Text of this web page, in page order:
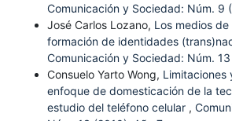
Comunicación y Sociedad: Núm. 9
José Carlos Lozano, Los medios
formación de identidades
Comunicación y Sociedad: Núm.
Consuelo Yarto Wong, Limitaciones
enfoque de domesticación de la
estudio del teléfono celular ,